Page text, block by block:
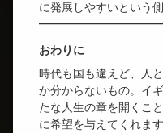
に発展しやすいという
おわりに
時代も国も違えど、人
か分からないもの。イ
たな人生の章を開くこ
に希望を与えてくれま